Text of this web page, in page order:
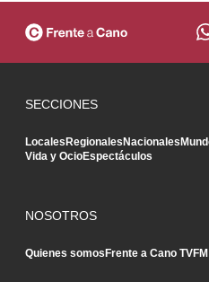
SECCIONES
LocalesRegionalesNacionales
Vida y OcioEspectáculos
NOSOTROS
Quienes somosFrente a Cano TV